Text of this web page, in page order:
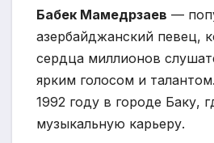
Бабек Мамедрзаев —
азербайджанский певец,
сердца миллионов
ярким голосом и
1992 году в городе Баку,
музыкальную карьеру.